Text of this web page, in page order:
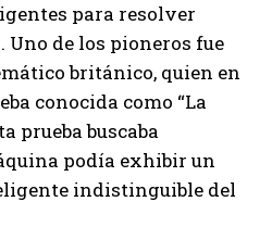
para resolver
Uno de los pioneros fue
británico, quien en
conocida como “La
prueba buscaba
podía exhibir un
indistinguible del